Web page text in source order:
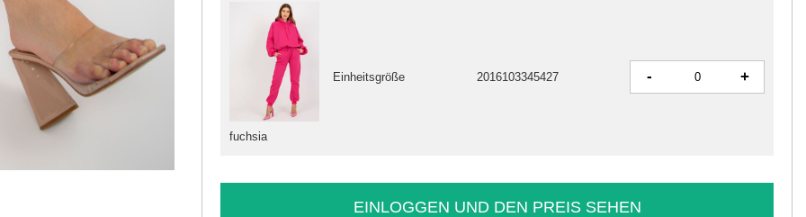
fuchsia
Einheitsgröße 2016103345427 - +
EINLOGGEN UND DEN PREIS SEHEN